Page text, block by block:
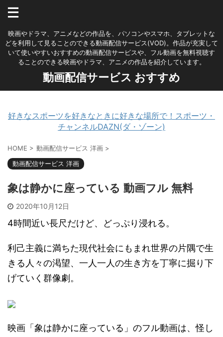
映画やドラマ、アニメなどの作品を、パソコンやスマホ、タブレットな
どを利用して見ることのできる動画配信サービス(VOD)。作品が充実して
いて使いやすいおすすめの動画配信サービスや、フル動画を無料視聴す
ることのできる映画やドラマ、アニメの作品を紹介しています。
動画配信サービス おすすめ
好きなスポーツを好きなときに好きな場所で！スポーツ・
チャンネルDAZN(ダ・ゾーン)
HOME > 動画配信サービス 洋画 >
動画配信サービス 洋画
象は静かに座っている 動画フル 無料
2020年10月12日
4時間近い長尺だけど、どっぷり浸れる。
利己主義に満ちた現代社会にもまれ世界の片隅で生
きる人々の渇望、一人一人の生き方を丁寧に掘り下
げていく群像劇。
映画「象は静かに座っている」のフル動画は、怪し